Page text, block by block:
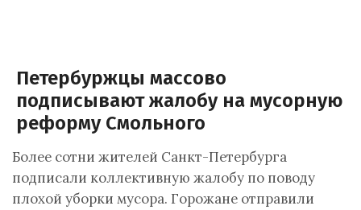
Петербуржцы массово
подписывают жалобу на мусорную
реформу Смольного
Более сотни жителей Санкт-Петербурга
подписали коллективную жалобу по поводу
плохой уборки мусора. Горожане отправили